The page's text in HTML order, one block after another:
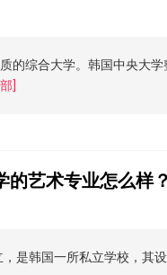
的综合大学。韩国中央大
]
的艺术专业怎么样
是韩国一所私立学校，其